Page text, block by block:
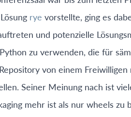
rye vorstellte, ging es
und potenzielle
zu verwenden, die für
von einem
Seiner Meinung nach ist
mehr ist als nur wheels zu